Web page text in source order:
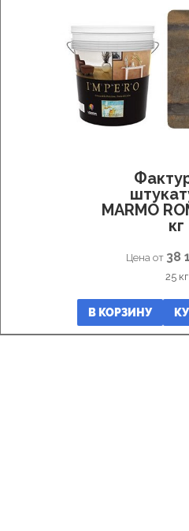
MARMO
кг
Цена от 38
25 кг
В КОРЗИНУ